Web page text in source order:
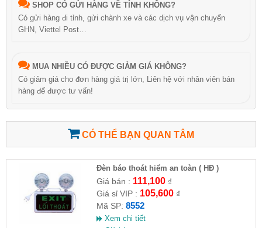
SHOP CÓ GỬI HÀNG VỀ TỈNH KHÔNG?
Có gửi hàng đi tỉnh, gửi chành xe và các dịch vụ vận chuyển
GHN, Viettel Post…
MUA NHIỀU CÓ ĐƯỢC GIẢM GIÁ KHÔNG?
Có giảm giá cho đơn hàng giá trị lớn, Liên hệ với nhân viên bán
hàng để được tư vấn!
CÓ THỂ BẠN QUAN TÂM
Đèn báo thoát hiểm an toàn ( HĐ )
Giá bán : 111,100₫
Giá sỉ VIP : 105,600₫
Mã SP: 8552
Xem chi tiết